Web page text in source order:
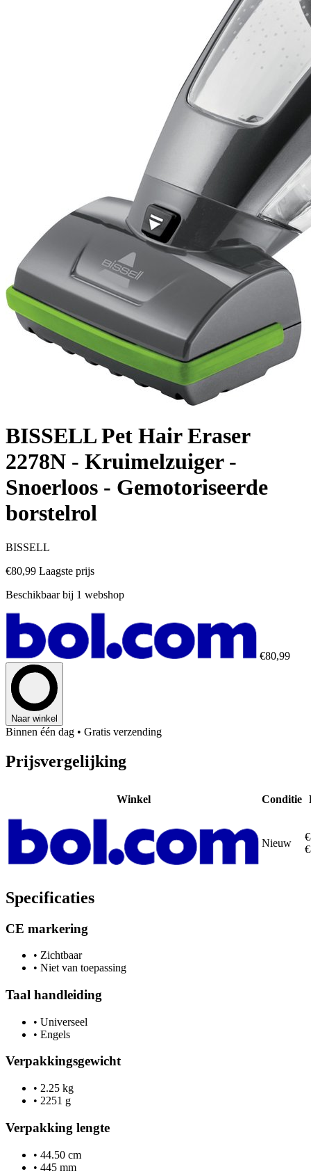
BISSELL Pet Hair Eraser
2278N - Kruimelzuiger -
Snoerloos - Gemotoriseerde
borstelrol
BISSELL
€80,99 Laagste prijs
Beschikbaar bij 1 webshop
€80,99
Naar winkel
Binnen één dag • Gratis verzending
Prijsvergelijking
Winkel Conditie
Nieuw
Specificaties
CE markering
• Zichtbaar
• Niet van toepassing
Taal handleiding
• Universeel
• Engels
Verpakkingsgewicht
• 2.25 kg
• 2251 g
Verpakking lengte
• 44.50 cm
• 445 mm